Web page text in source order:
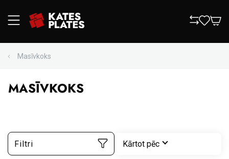
Masīvkoks
MASĪVKOKS
Filtri Kārtot pēc